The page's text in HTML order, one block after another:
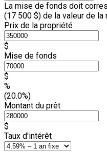
La mise de fonds doit
(17 500 $) de la valeur de la
Prix de la propriété
$
Mise de fonds
$
%
(20.0%)
Montant du prêt
$
Taux d'intérêt